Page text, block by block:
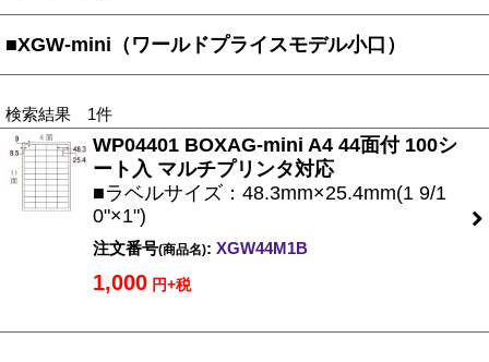
■XGW-mini（ワールドプライスモデル小口）
検索結果 1件
WP04401 BOXAG-mini A4 44面付 100シ
ート入 マルチプリンタ対応
■ラベルサイズ：48.3mm×25.4mm(1 9/1
0"×1")
注文番号(商品名): XGW44M1B
1,000 円+税